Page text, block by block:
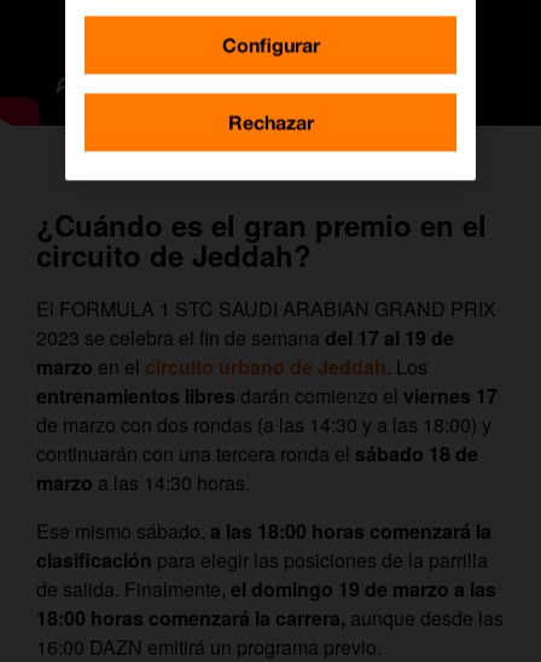
¿Cuándo es el gran premio en el
circuito de Jeddah?
El FORMULA 1 STC SAUDI ARABIAN GRAND PRIX
2023 se celebra el fin de semana del 17 al 19 de
marzo en el circuito urbano de Jeddah. Los
entrenamientos libres darán comienzo el viernes 17
de marzo con dos rondas (a las 14:30 y a las 18:00) y
continuarán con una tercera ronda el sábado 18 de
marzo a las 14:30 horas.
Ese mismo sábado, a las 18:00 horas comenzará la
clasificación para elegir las posiciones de la parrilla
de salida. Finalmente, el domingo 19 de marzo a las
18:00 horas comenzará la carrera, aunque desde las
16:00 DAZN emitirá un programa previo.
Configurar
Rechazar